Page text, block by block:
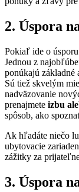
2. Úspora
Pokiaľ ide o
Jednou z
ponúkajú základné
Sú tiež skvelým
nadväzovanie
prenajmete izbu
spôsob, ako
Ak hľadáte niečo
ubytovacie
zážitky za
3. Úspora